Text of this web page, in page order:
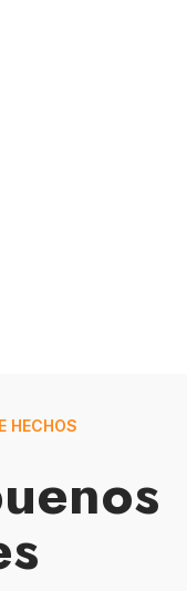
HECHOS